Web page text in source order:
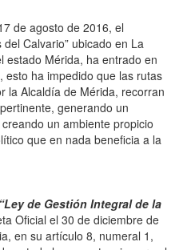
de agosto de 2016, el
Calvario” ubicado en La
estado Mérida, ha entrado en
esto ha impedido que las rutas
la Alcaldía de Mérida, recorran
generando un
un ambiente propicio
que en nada beneficia a la
“Ley de Gestión Integral de la
Oficial el 30 de diciembre de
en su artículo 8, numeral 1,